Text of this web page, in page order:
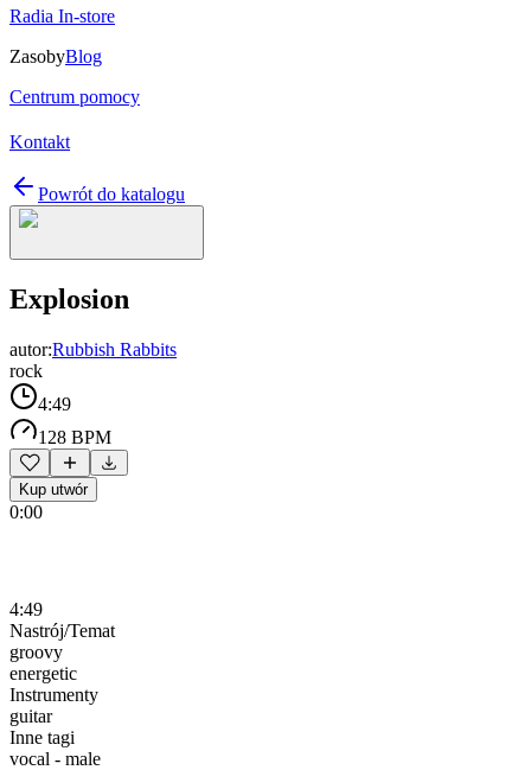
Radia In-store
ZasobyBlog
Centrum pomocy
Kontakt
Powrót do katalogu
Explosion
autor:Rubbish Rabbits
rock
4:49
128 BPM
Kup utwór
0:00
4:49
Nastrój/Temat
groovy
energetic
Instrumenty
guitar
Inne tagi
vocal - male